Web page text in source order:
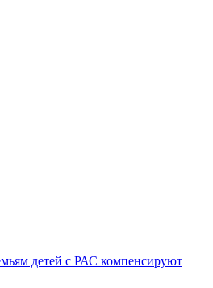
детей с РАС компенсируют